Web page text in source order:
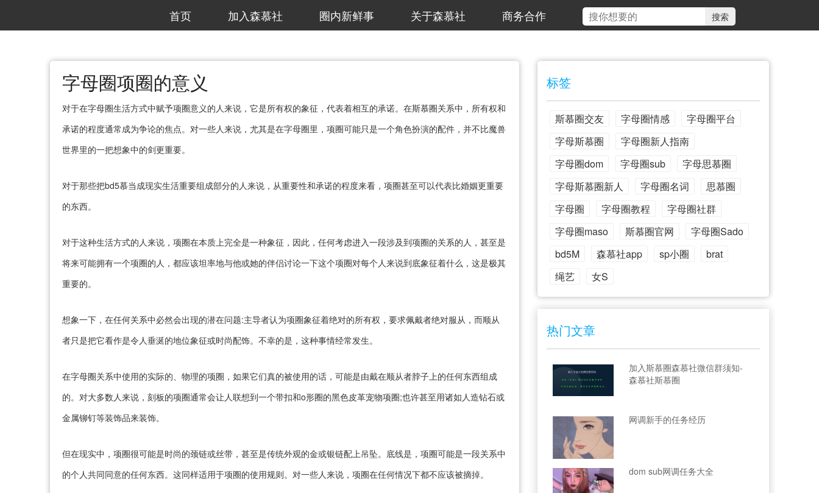
首页 加入森慕社 圈内新鲜事 关于森慕社 商务合作
字母圈项圈的意义
对于在字母圈生活方式中赋予项圈意义的人来说，它是所有权的象征，代表着相互的承诺。在斯慕圈关系中，所有权和
承诺的程度通常成为争论的焦点。对一些人来说，尤其是在字母圈里，项圈可能只是一个角色扮演的配件，并不比魔兽
世界里的一把想象中的剑更重要。
对于那些把bd5慕当成现实生活重要组成部分的人来说，从重要性和承诺的程度来看，项圈甚至可以代表比婚姻更重要
的东西。
对于这种生活方式的人来说，项圈在本质上完全是一种象征，因此，任何考虑进入一段涉及到项圈的关系的人，甚至是
将来可能拥有一个项圈的人，都应该坦率地与他或她的伴侣讨论一下这个项圈对每个人来说到底象征着什么，这是极其
重要的。
想象一下，在任何关系中必然会出现的潜在问题:主导者认为项圈象征着绝对的所有权，要求佩戴者绝对服从，而顺从
者只是把它看作是令人垂涎的地位象征或时尚配饰。不幸的是，这种事情经常发生。
在字母圈关系中使用的实际的、物理的项圈，如果它们真的被使用的话，可能是由戴在顺从者脖子上的任何东西组成
的。对大多数人来说，刻板的项圈通常会让人联想到一个带扣和o形圈的黑色皮革宠物项圈;也许甚至用诸如人造钻石或
金属铆钉等装饰品来装饰。
但在现实中，项圈很可能是时尚的颈链或丝带，甚至是传统外观的金或银链配上吊坠。底线是，项圈可能是一段关系中
的个人共同同意的任何东西。这同样适用于项圈的使用规则。对一些人来说，项圈在任何情况下都不应该被摘掉。
标签
斯慕圈交友 字母圈情感
字母圈平台
字母斯慕圈
字母圈新人指南
字母圈dom
字母圈sub
字母思慕圈
字母斯慕圈新人
字母圈名词
思慕圈
字母圈
字母圈教程
字母圈社群
字母圈maso
斯慕圈官网
字母圈Sado
bd5M
森慕社app sp小圈
brat
绳艺
女S
热门文章
加入斯慕圈森慕社微信群须知-
森慕社斯慕圈
网调新手的任务经历
dom sub网调任务大全